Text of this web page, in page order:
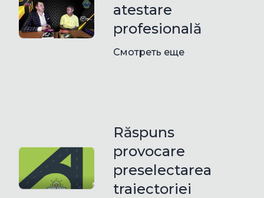
atestare
profesională
Смотреть еще
Răspuns
provocare
preselectarea
traiectoriei